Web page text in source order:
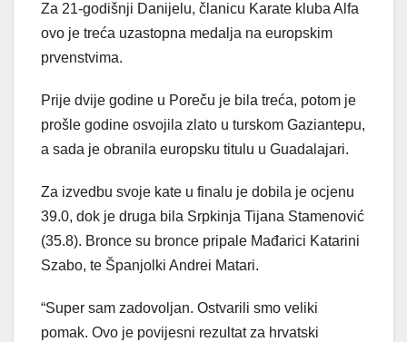
Za 21-godišnji Danijelu, članicu Karate kluba Alfa
ovo je treća uzastopna medalja na europskim
prvenstvima.
Prije dvije godine u Poreču je bila treća, potom je
prošle godine osvojila zlato u turskom Gaziantepu,
a sada je obranila europsku titulu u Guadalajari.
Za izvedbu svoje kate u finalu je dobila je ocjenu
39.0, dok je druga bila Srpkinja Tijana Stamenović
(35.8). Bronce su bronce pripale Mađarici Katarini
Szabo, te Španjolki Andrei Matari.
“Super sam zadovoljan. Ostvarili smo veliki
pomak. Ovo je povijesni rezultat za hrvatski